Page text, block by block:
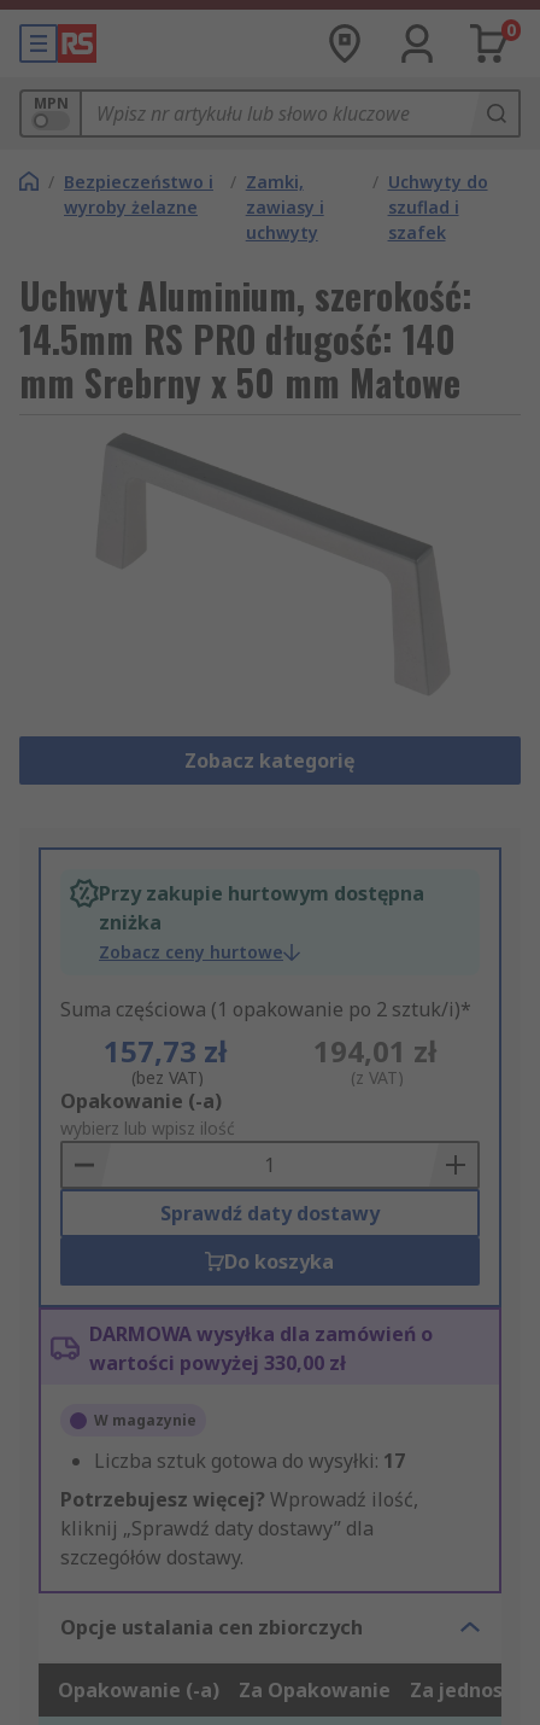
0
MPN
/ Bezpieczeństwo i
wyroby żelazne
/ Zamki,
zawiasy i
uchwyty
/ Uchwyty do
szuflad i
szafek
Uchwyt Aluminium, szerokość:
14.5mm RS PRO długość: 140
mm Srebrny x 50 mm Matowe
Zobacz kategorię
Przy zakupie hurtowym dostępna
zniżka
Zobacz ceny hurtowe
Suma częściowa (1 opakowanie po 2 sztuk/i)*
157,73 zł
(bez VAT)
194,01 zł
(z VAT)
Add
to
Basket
Opakowanie (-a)
wybierz lub wpisz ilość
Sprawdź daty dostawy
Do koszyka
DARMOWA wysyłka dla zamówień o
wartości powyżej 330,00 zł
W magazynie
Liczba sztuk gotowa do wysyłki: 17
Potrzebujesz więcej? Wprowadź ilość,
kliknij „Sprawdź daty dostawy” dla
szczegółów dostawy.
Opcje ustalania cen zbiorczych
Opakowanie (-a) Za Opakowanie Za